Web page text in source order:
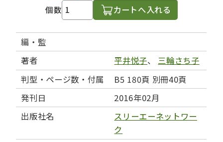
個数
カートへ入れる
編・監
著者
平井悦子、 三輪さち子
判型・ページ数・付属
B5 180頁 別冊40頁
発刊日
2016年02月
出版社名
スリーエーネットワー
ク